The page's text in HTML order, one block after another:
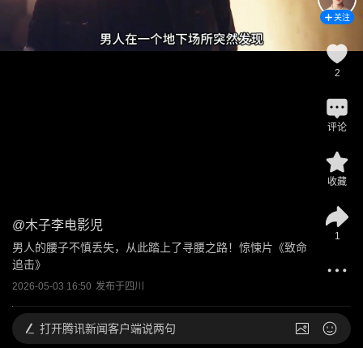
@木子李电影児
男人的腰子不慎丢失，从此踏上了寻腰之路！惊悚片《致命
追击》
2026-05-03 16:50 发布于四川
关注
2
评论
收藏
1
打开腾讯新闻客户端说两句